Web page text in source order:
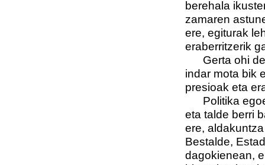
berehala
zamaren
ere, egiturak
eraberritzerik
Gerta ohi
indar mota bik
presioak eta
Politika
eta talde berri
ere,
Bestalde,
dagokienean,